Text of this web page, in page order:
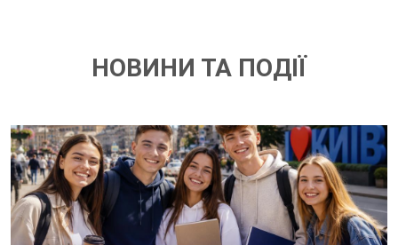
НОВИНИ ТА ПОДІЇ